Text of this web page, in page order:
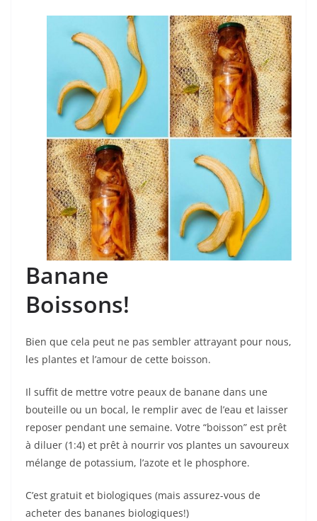
Banane
Boissons!
Bien que cela peut ne pas sembler attrayant pour nous,
les plantes et l’amour de cette boisson.
Il suffit de mettre votre peaux de banane dans une
bouteille ou un bocal, le remplir avec de l’eau et laisser
reposer pendant une semaine. Votre “boisson” est prêt
à diluer (1:4) et prêt à nourrir vos plantes un savoureux
mélange de potassium, l’azote et le phosphore.
C’est gratuit et biologiques (mais assurez-vous de
acheter des bananes biologiques!)